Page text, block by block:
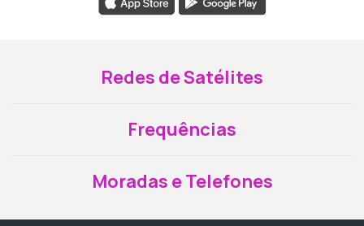
Redes de Satélites
Frequências
Moradas e Telefones